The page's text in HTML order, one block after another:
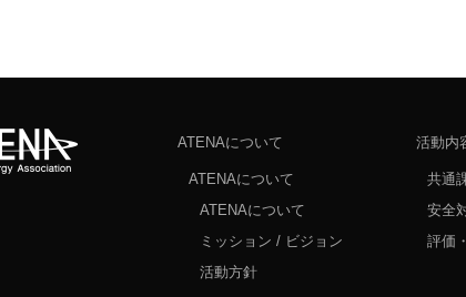
ATENAについて
ATENAについて
ATENAについて
ミッション / ビジョン
活動方針
活動内
共通
安全
評価